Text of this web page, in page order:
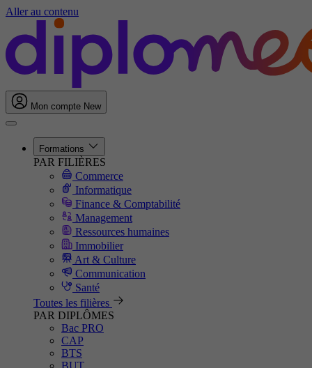
Aller au contenu
Mon compte New
Formations
PAR FILIÈRES
Commerce
Informatique
Finance & Comptabilité
Management
Ressources humaines
Immobilier
Art & Culture
Communication
Santé
Toutes les filières
PAR DIPLÔMES
Bac PRO
CAP
BTS
BUT